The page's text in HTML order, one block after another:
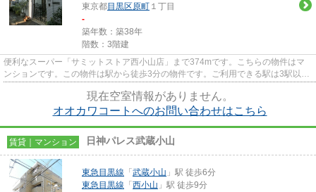
東京都目黒区原町 １丁目
-
築年数：築38年
階数：3階建
便利なスーパー「サミットストア西小山店」まで374mです。こちらの物件はマ
ンションです。この物件は駅から徒歩3分の物件です。ご利用できる駅は3駅以上
現在空室情報がありません。
オオカワコートへのお問い合わせはこちら
賃貸｜マンション 日神パレス武蔵小山
東急目黒線 「 武蔵小山 」駅 徒歩6分
東急目黒線 「 西小山 」駅 徒歩9分